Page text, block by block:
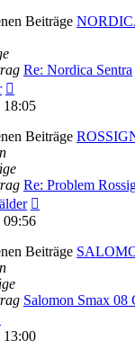
Re: Nordica Sentra
Beitrag
18:05
Re: Problem
09:56
Salomon Smax
Beitrag
13:00